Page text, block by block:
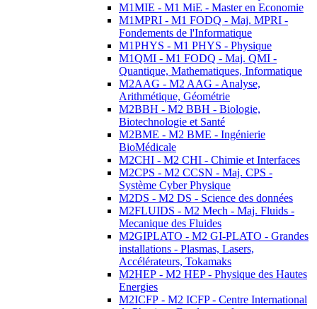
M1MIE - M1 MiE - Master en Economie
M1MPRI - M1 FODQ - Maj. MPRI -
Fondements de l'Informatique
M1PHYS - M1 PHYS - Physique
M1QMI - M1 FODQ - Maj. QMI -
Quantique, Mathematiques, Informatique
M2AAG - M2 AAG - Analyse,
Arithmétique, Géométrie
M2BBH - M2 BBH - Biologie,
Biotechnologie et Santé
M2BME - M2 BME - Ingénierie
BioMédicale
M2CHI - M2 CHI - Chimie et Interfaces
M2CPS - M2 CCSN - Maj. CPS -
Système Cyber Physique
M2DS - M2 DS - Science des données
M2FLUIDS - M2 Mech - Maj. Fluids -
Mecanique des Fluides
M2GIPLATO - M2 GI-PLATO - Grandes
installations - Plasmas, Lasers,
Accélérateurs, Tokamaks
M2HEP - M2 HEP - Physique des Hautes
Energies
M2ICFP - M2 ICFP - Centre International